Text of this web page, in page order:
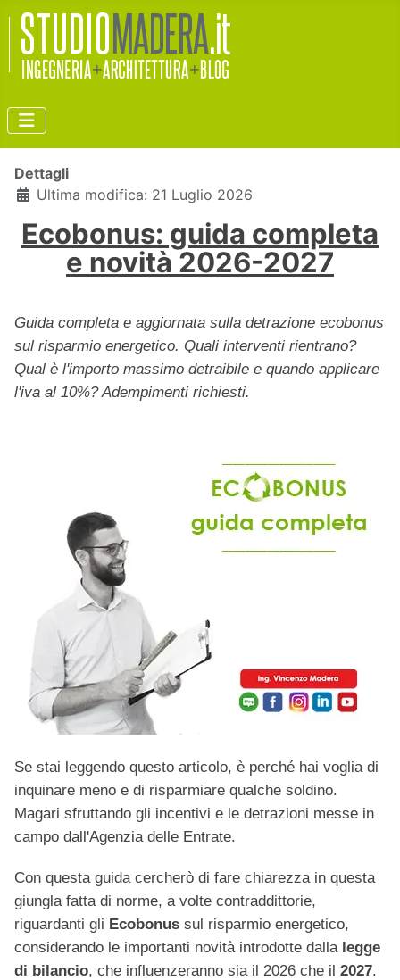
Dettagli
Ultima modifica: 21 Luglio 2026
Ecobonus: guida completa
e novità 2026-2027
Guida completa e aggiornata sulla detrazione ecobonus
sul risparmio energetico. Quali interventi rientrano?
Qual è l'importo massimo detraibile e quando applicare
l'iva al 10%? Adempimenti richiesti.
Se stai leggendo questo articolo, è perché hai voglia di
inquinare meno e di risparmiare qualche soldino.
Magari sfruttando gli incentivi e le detrazioni messe in
campo dall'Agenzia delle Entrate.
Con questa guida cercherò di fare chiarezza in questa
giungla fatta di norme, a volte contraddittorie,
riguardanti gli Ecobonus sul risparmio energetico,
considerando le importanti novità introdotte dalla legge
di bilancio, che influenzeranno sia il 2026 che il 2027.